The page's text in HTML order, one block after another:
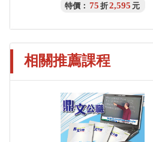
特價： 75 折2,595 元
相關推薦課程